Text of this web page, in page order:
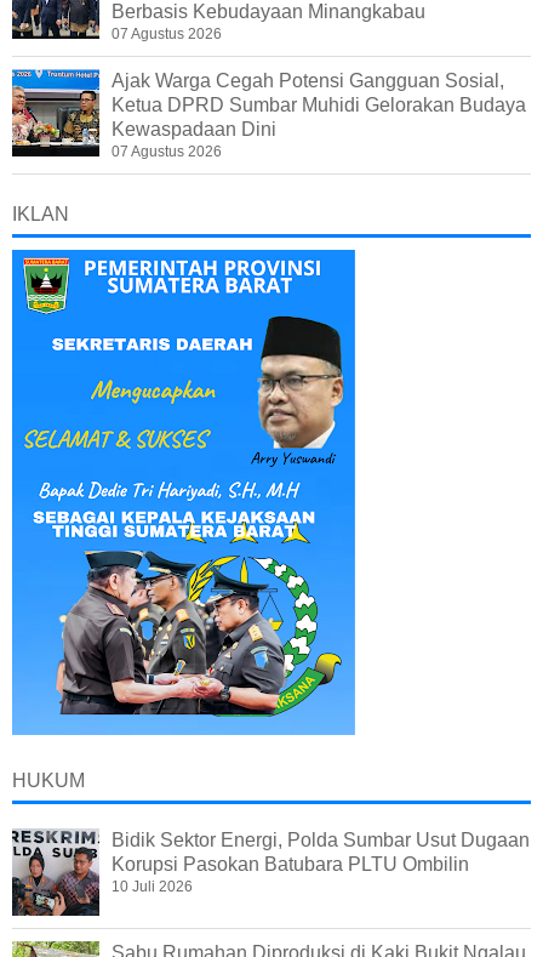
Berbasis Kebudayaan Minangkabau
07 Agustus 2026
Ajak Warga Cegah Potensi Gangguan Sosial,
Ketua DPRD Sumbar Muhidi Gelorakan Budaya
Kewaspadaan Dini
07 Agustus 2026
IKLAN
HUKUM
Bidik Sektor Energi, Polda Sumbar Usut Dugaan
Korupsi Pasokan Batubara PLTU Ombilin
10 Juli 2026